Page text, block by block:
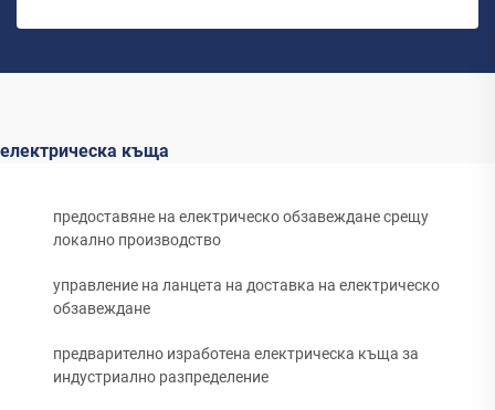
електрическа къща
предоставяне на електрическо обзавеждане срещу
локално производство
управление на ланцета на доставка на електрическо
обзавеждане
предварително изработена електрическа къща за
индустриално разпределение